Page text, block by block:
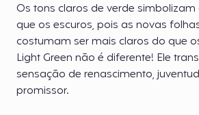
Os tons claros de verde
que os escuros, pois as novas
costumam ser mais claros do que
Light Green não é diferente! Ele
sensação de renascimento,
promissor.